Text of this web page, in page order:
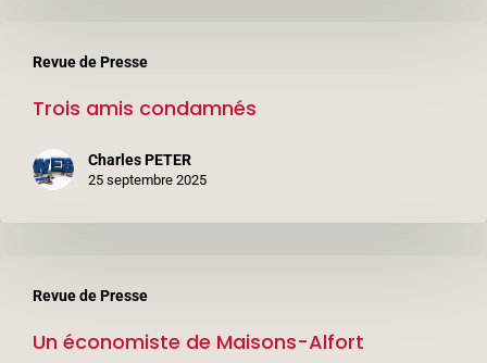
Revue de Presse
amis
condamnés
Trois amis condamnés
Charles PETER
25 septembre 2025
Revue de Presse
économiste
Un économiste de Maisons-Alfort